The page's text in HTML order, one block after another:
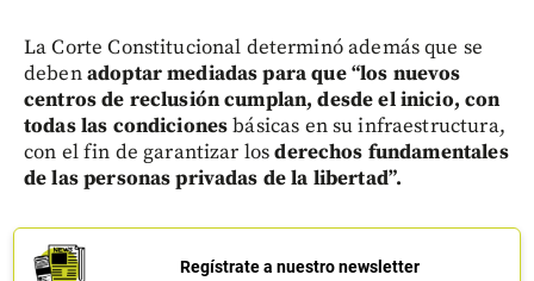
La Corte Constitucional determinó además que se
debenadoptar mediadas para que “los nuevos
centros de reclusión cumplan, desde el inicio, con
todas las condicionesbásicas en su infraestructura,
con el fin de garantizar losderechos fundamentales
de las personas privadas de la libertad”.
Regístrate a nuestro newsletter